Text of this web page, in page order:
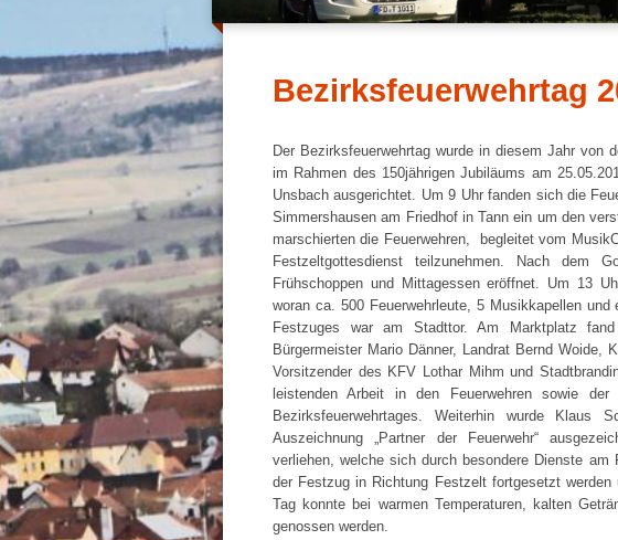
Bezirksfeuerwehrtag
Der Bezirksfeuerwehrtag wurde in diesem Jahr von
im Rahmen des 150jährigen Jubiläums am
Unsbach ausgerichtet. Um 9 Uhr fanden sich die
Simmershausen am Friedhof in Tann ein um den
marschierten die Feuerwehren, begleitet vom
Festzeltgottesdienst teilzunehmen. Nach dem
Frühschoppen und Mittagessen eröffnet. Um 13
woran ca. 500 Feuerwehrleute, 5 Musikkapellen
Festzuges war am Stadttor. Am Marktplatz
Bürgermeister Mario Dänner, Landrat Bernd
Vorsitzender des KFV Lothar Mihm und
leistenden Arbeit in den Feuerwehren sowie
Bezirksfeuerwehrtages. Weiterhin wurde Klaus
Auszeichnung „Partner der Feuerwehr“
verliehen, welche sich durch besondere Dienste am
der Festzug in Richtung Festzelt fortgesetzt
Tag konnte bei warmen Temperaturen, kalten
genossen werden.